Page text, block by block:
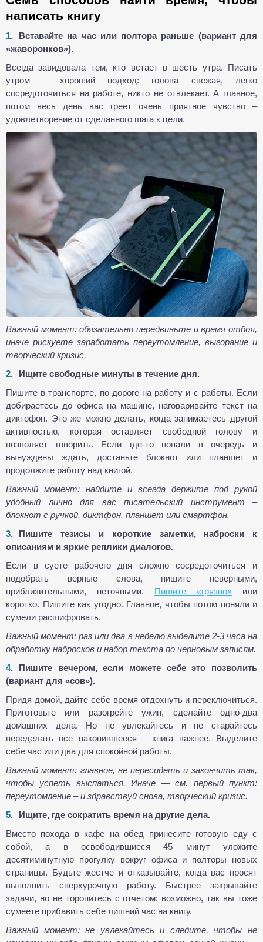
написать книгу
Вставайте на час или полтора раньше (вариант для
«жаворонков»).
Всегда завидовала тем, кто встает в шесть утра. Писать
утром – хороший подход: голова свежая, легко
сосредоточиться на работе, никто не отвлекает. А главное,
потом весь день вас греет очень приятное чувство –
удовлетворение от сделанного шага к цели.
Важный момент: обязательно передвиньте и время отбоя,
иначе рискуете заработать переутомление, выгорание и
творческий кризис.
Ищите свободные минуты в течение дня.
Пишите в транспорте, по дороге на работу и с работы. Если
добираетесь до офиса на машине, наговаривайте текст на
диктофон. Это же можно делать, когда занимаетесь другой
активностью, которая оставляет свободной голову и
позволяет говорить. Если где-то попали в очередь и
вынуждены ждать, достаньте блокнот или планшет и
продолжите работу над книгой.
Важный момент: найдите и всегда держите под рукой
удобный лично для вас писательский инструмент –
блокнот с ручкой, диктфон, планшет или смартфон.
Пишите тезисы и короткие заметки, наброски к
описаниям и яркие реплики диалогов.
Если в суете рабочего дня сложно сосредоточиться и
подобрать верные слова, пишите неверными,
приблизительными, неточными. Пишите «грязно» или
коротко. Пишите как угодно. Главное, чтобы потом поняли и
сумели расшифровать.
Важный момент: раз или два в неделю выделите 2-3 часа на
обработку набросков и набор текста по черновым записям.
Пишите вечером, если можете себе это позволить
(вариант для «сов»).
Придя домой, дайте себе время отдохнуть и переключиться.
Приготовьте или разогрейте ужин, сделайте одно-два
домашних дела. Но не увлекайтесь и не старайтесь
переделать все накопившееся – книга важнее. Выделите
себе час или два для спокойной работы.
Важный момент: главное, не пересидеть и закончить так,
чтобы успеть выспаться. Иначе — см. первый пункт:
переутомление – и здравствуй снова, творческий кризис.
Ищите, где сократить время на другие дела.
Вместо похода в кафе на обед принесите готовую еду с
собой, а в освободившиеся 45 минут уложите
десятиминутную прогулку вокруг офиса и полторы новых
страницы. Будьте жестче и отказывайте, когда вас просят
выполнить сверхурочную работу. Быстрее закрывайте
задачи, но не торопитесь с отчетом: возможно, так вы тоже
сумеете прибавить себе лишний час на книгу.
Важный момент: не увлекайтесь и следите, чтобы не